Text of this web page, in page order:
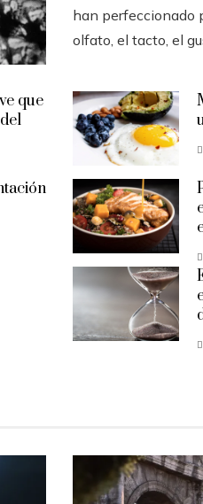
han perfeccionado
olfato, el tacto, el
que